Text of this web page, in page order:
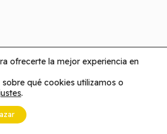
ofrecerte la mejor experiencia en
qué cookies utilizamos o
.